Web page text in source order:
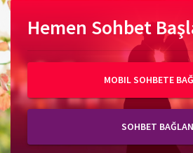
Hemen Sohbet
MOBIL SOHBETE
SOHBET BAĞLAN